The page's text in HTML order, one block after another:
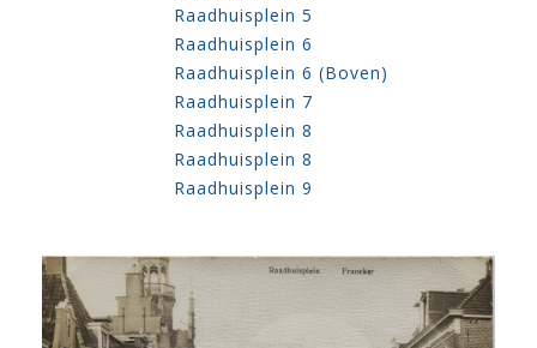
Raadhuisplein 5
Raadhuisplein 6
Raadhuisplein 6 (Boven)
Raadhuisplein 7
Raadhuisplein 8
Raadhuisplein 8
Raadhuisplein 9